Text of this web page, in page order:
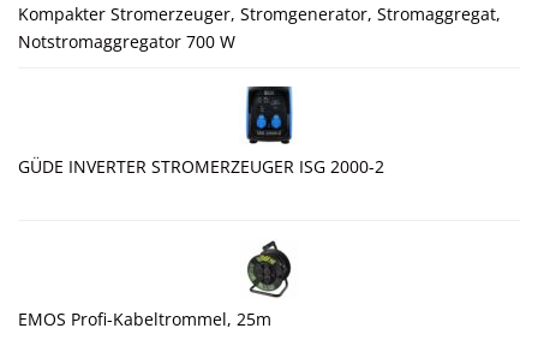
Kompakter Stromerzeuger, Stromgenerator, Stromaggregat,
Notstromaggregator 700 W
GÜDE INVERTER STROMERZEUGER ISG 2000-2
EMOS Profi-Kabeltrommel, 25m